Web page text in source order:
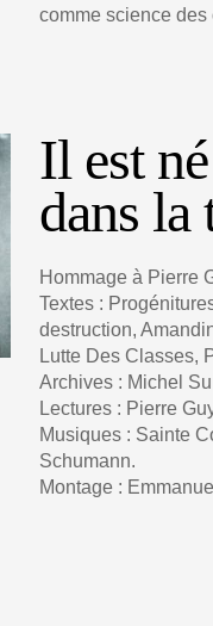
comme science
Il est
dans la
Hommage à Pierre
Textes :
destruction,
Lutte Des Classes,
Archives : Michel
Lectures : Pierre
Musiques : Sainte
Schumann.
Montage :